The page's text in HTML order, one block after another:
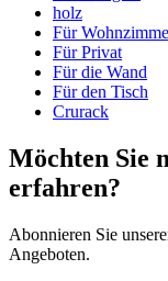
Breite (cm) 44
Tiefe (cm)32
Gewicht (kg)8
holz
Für
Für Privat
Für die Wand
Für den Tisch
Crurack
Möchten Sie
erfahren?
Abonnieren Sie
Angeboten.